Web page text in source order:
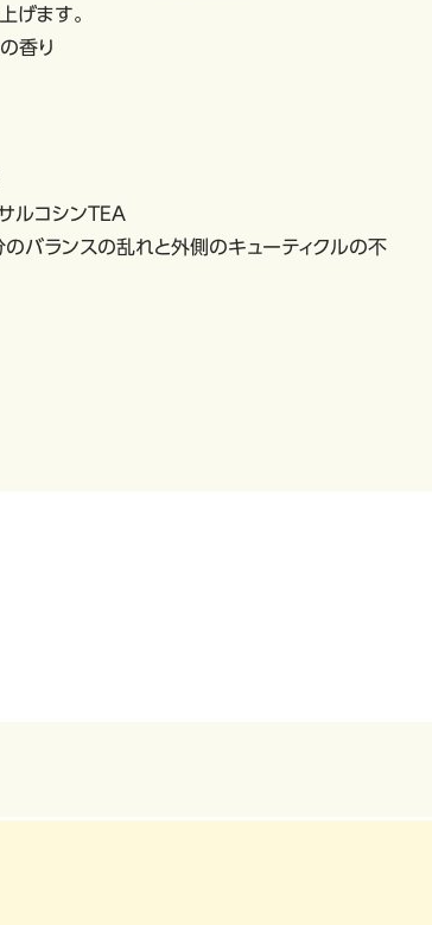
げます。
香り
ルコシンTEA
のバランスの乱れと外側のキューティクルの不